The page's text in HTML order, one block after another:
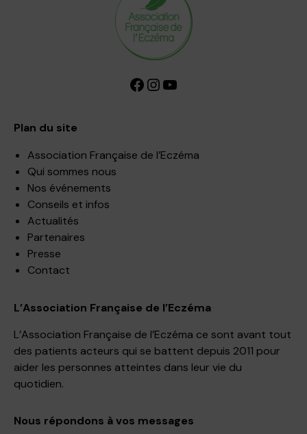
Facebook InstagramYouTube
Plan du site
Association Française de l’Eczéma
Qui sommes nous
Nos événements
Conseils et infos
Actualités
Partenaires
Presse
Contact
L’Association Française de l’Eczéma
L’Association Française de l’Eczéma ce sont avant tout
des patients acteurs qui se battent depuis 2011 pour
aider les personnes atteintes dans leur vie du
quotidien.
Nous répondons à vos messages